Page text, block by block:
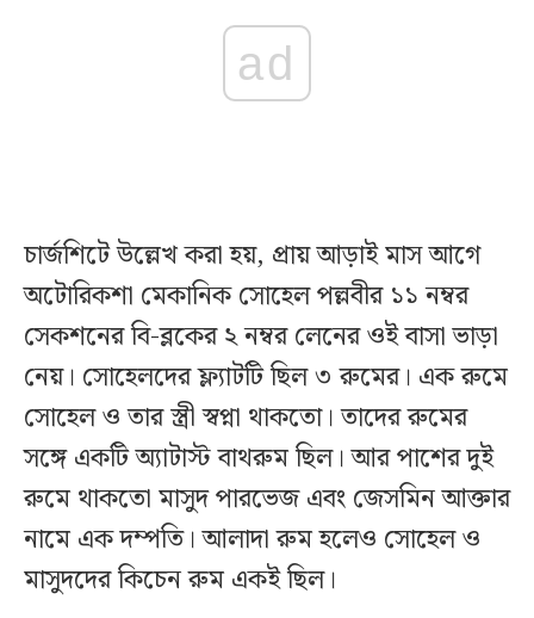
ad
চার্জশিটে উল্লেখ করা হয়, প্রায় আড়াই মাস আগে
অটোরিকশা মেকানিক সোহেল পল্লবীর ১১ নম্বর
সেকশনের বি-ব্লকের ২ নম্বর লেনের ওই বাসা ভাড়া
নেয়। সোহেলদের ফ্ল্যাটটি ছিল ৩ রুমের। এক রুমে
সোহেল ও তার স্ত্রী স্বপ্না থাকতো। তাদের রুমের
সঙ্গে একটি অ্যাটাস্ট বাথরুম ছিল। আর পাশের দুই
রুমে থাকতো মাসুদ পারভেজ এবং জেসমিন আক্তার
নামে এক দম্পতি। আলাদা রুম হলেও সোহেল ও
মাসুদদের কিচেন রুম একই ছিল।